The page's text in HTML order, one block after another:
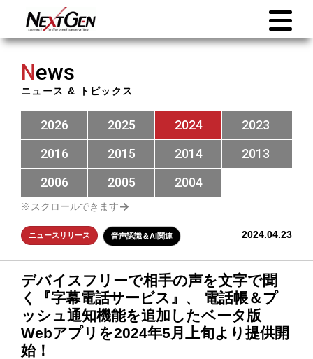
News
ニュース & トピックス
2026 2025 2024 2023
2016
2015 2014 2013
2006
2005 2004
ニュースリリース 音声認識＆AI関連 2024.04.23
デバイスフリーで相手の声を文字で聞
く『字幕電話サービス』、 電話帳＆プ
ッシュ通知機能を追加したベータ版
Webアプリを2024年5月上旬より提供開
始！